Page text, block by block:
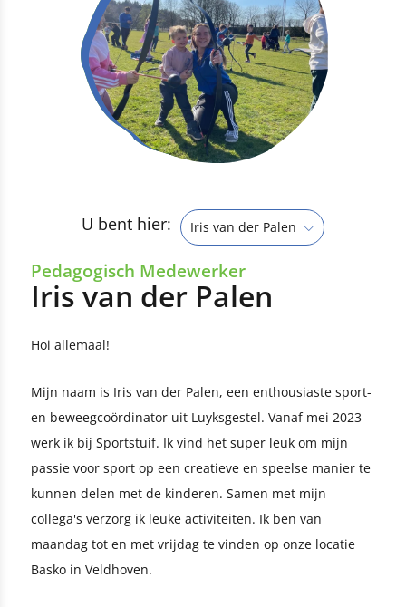
U bent hier: Iris van der Palen
Pedagogisch Medewerker
Iris van der Palen
Hoi allemaal!
Mijn naam is Iris van der Palen, een enthousiaste sport-
en beweegcoördinator uit Luyksgestel. Vanaf mei 2023
werk ik bij Sportstuif. Ik vind het super leuk om mijn
passie voor sport op een creatieve en speelse manier te
kunnen delen met de kinderen. Samen met mijn
collega's verzorg ik leuke activiteiten. Ik ben van
maandag tot en met vrijdag te vinden op onze locatie
Basko in Veldhoven.